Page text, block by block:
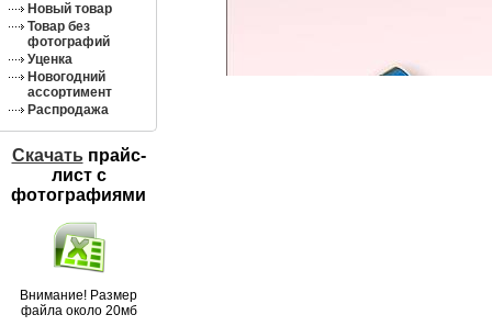
Новый товар
Товар без
фотографий
Уценка
Новогодний
ассортимент
Распродажа
Скачатьпрайс-
лист c
фотографиями
Внимание! Размер
файла около 20мб